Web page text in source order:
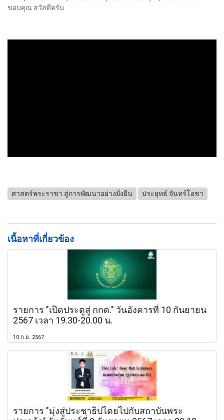
ขอบคุณ สวัสดีครับ
ศาสตร์พระราชา สู่การพัฒนาอย่างยั่งยืน ประยุทธ์ จันทร์โอชา
เนื้อหาที่เกี่ยวข้อง
รายการ "เปิดประตูสู่ กกต." วันอังคารที่ 10 กันยายน
2567 เวลา 19.30-20.00 น.
10 ก.ย. 2567
รายการ "มุ่งสู่ประชาธิปไตยไปกับสถาบันพระ